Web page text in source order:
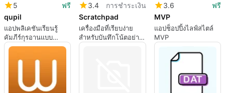
5
ฟรี
qupil
แอปพลิเคชันเรียนรู้
คัมภีร์กุรอานแบบ
โต้ตอบสำหรับทุกวัย
3.4
การชำระเงิน
Scratchpad
เครื่องมือที่เรียบง่าย
สำหรับบันทึกโน้ตอย่าง
รวดเร็ว
3.6
ฟรี
MVP
แอปช็อปปิ้งไลฟ์สไตล์
MVP